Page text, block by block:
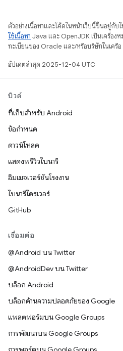
ตัวอย่างเนื้อหาและโค้ดในหน้าเว็บนี้ขึ้นอยู่กับ
ใช้เนื้อหา Java และ OpenJDK เป็นเครื่องห
ทะเบียนของ Oracle และ/หรือบริษัทในเครือ
อัปเดตล่าสุด 2025-12-04 UTC
บิวด์
ที่เก็บสำหรับ Android
ข้อกำหนด
ดาวน์โหลด
แสดงพรีวิวไบนารี
อิมเมจเวอร์ชันโรงงาน
ไบนารีไดรเวอร์
GitHub
เชื่อมต่อ
@Android บน Twitter
@AndroidDev บน Twitter
บล็อก Android
บล็อกด้านความปลอดภัยของ Google
แพลตฟอร์มบน Google Groups
การพัฒนาบน Google Groups